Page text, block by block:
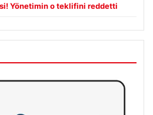
Yönetimin o teklifini reddetti